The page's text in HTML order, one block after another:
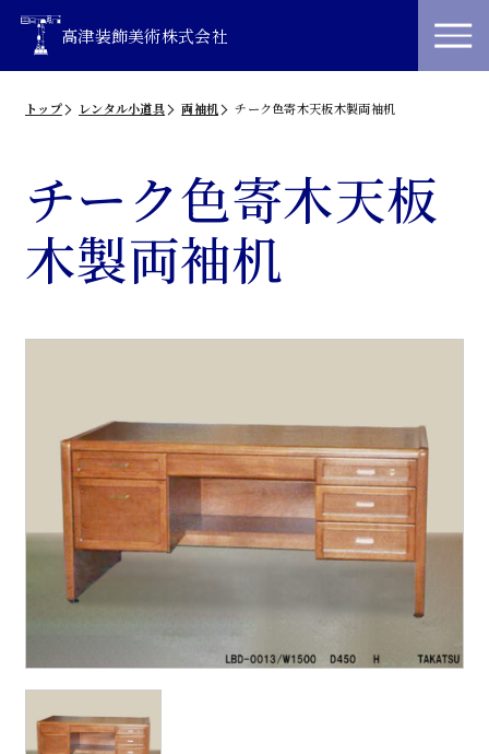
高津装飾美術株式会社
トップ レンタル小道具 両袖机 チーク色寄木天板木製両袖机
チーク色寄木天板
木製両袖机